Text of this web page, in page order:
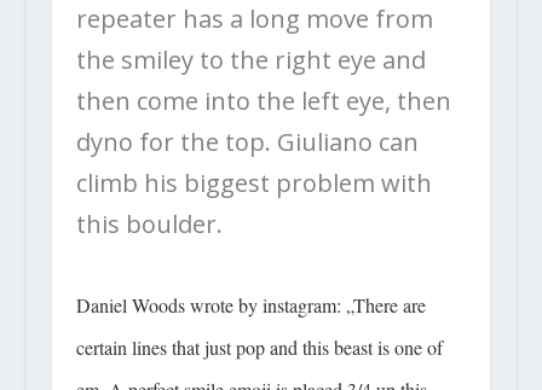
repeater has a long move from
the smiley to the right eye and
then come into the left eye, then
dyno for the top. Giuliano can
climb his biggest problem with
this boulder.
Daniel Woods wrote by instagram: „There are
certain lines that just pop and this beast is one of